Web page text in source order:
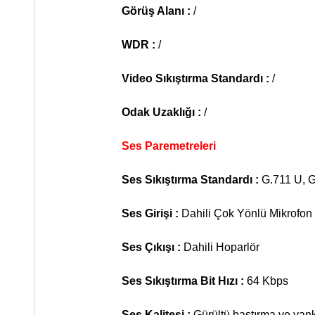
Görüş Alanı : /
WDR : /
Video Sıkıştırma Standardı : /
Odak Uzaklığı : /
Ses Paremetreleri
Ses Sıkıştırma Standardı : G.711 U,
Ses Girişi : Dahili Çok Yönlü Mikrofon
Ses Çıkışı : Dahili Hoparlör
Ses Sıkıştırma Bit Hızı : 64 Kbps